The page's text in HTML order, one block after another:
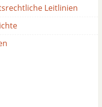
Leitlinien